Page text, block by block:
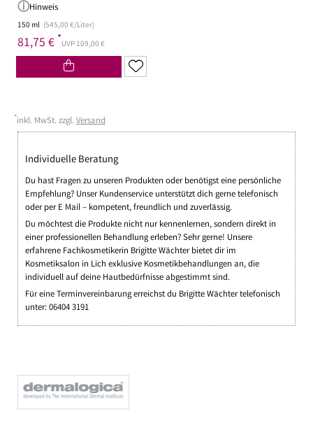
Hinweis
150 ml (545,00 €/Liter)
81,75 € *UVP 109,00 €
*inkl. MwSt. zzgl. Versand
Individuelle Beratung
Du hast Fragen zu unseren Produkten oder benötigst eine persönliche
Empfehlung? Unser Kundenservice unterstützt dich gerne telefonisch
oder per E Mail – kompetent, freundlich und zuverlässig.
Du möchtest die Produkte nicht nur kennenlernen, sondern direkt in
einer professionellen Behandlung erleben? Sehr gerne! Unsere
erfahrene Fachkosmetikerin Brigitte Wächter bietet dir im
Kosmetiksalon in Lich exklusive Kosmetikbehandlungen an, die
individuell auf deine Hautbedürfnisse abgestimmt sind.
Für eine Terminvereinbarung erreichst du Brigitte Wächter telefonisch
unter: 06404 3191